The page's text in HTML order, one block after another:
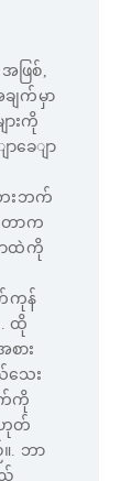
ြစ်,
ျက်မှာ
ားကို
ာခေျာ
းဘက်
တာက
ာထဲကို
ကုန်
. ထို
ား
ေး
ကို
ဟုတ်
. ဘာ